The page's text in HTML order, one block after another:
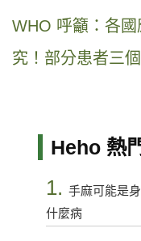
WHO 呼籲：各
究！部分患者三
Heho 熱
1. 手麻可能是
什麼病